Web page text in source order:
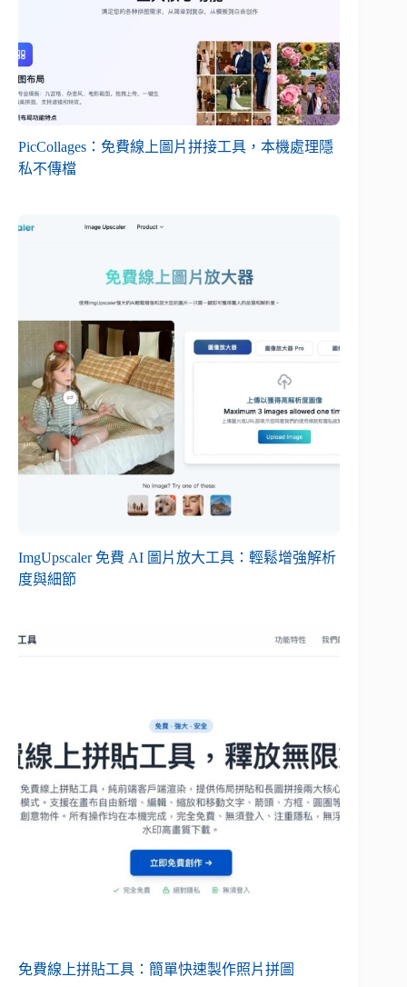
PicCollages：免費線上圖片拼接工具，本機處理隱
私不傳檔
ImgUpscaler 免費 AI 圖片放大工具：輕鬆增強解析
度與細節
免費線上拼貼工具：簡單快速製作照片拼圖